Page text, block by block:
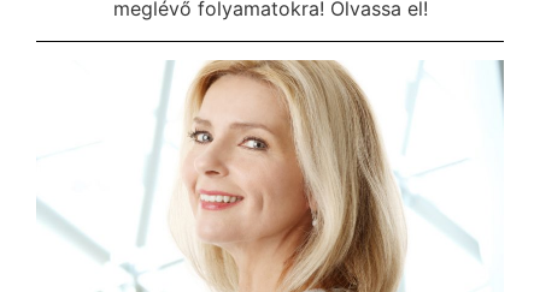
meglévő folyamatokra! Olvassa el!